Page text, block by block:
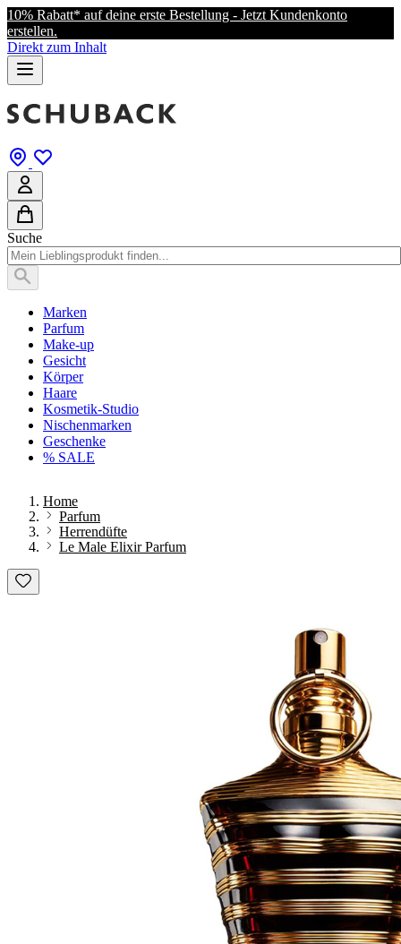
10% Rabatt* auf deine erste Bestellung - Jetzt Kundenkonto
erstellen.
Direkt zum Inhalt
Suche
Marken
Parfum
Make-up
Gesicht
Körper
Haare
Kosmetik-Studio
Nischenmarken
Geschenke
% SALE
Home
Parfum
Herrendüfte
Le Male Elixir Parfum